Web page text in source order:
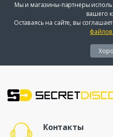
Мы и магазины-партнеры
вашего
Оставаясь на сайте, вы
Контакты